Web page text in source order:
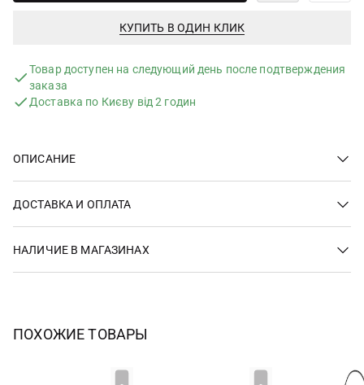
КУПИТЬ В ОДИН КЛИК
Товар доступен на следующий день после подтверждения
заказа
Доставка по Києву від 2 годин
ОПИСАНИЕ
ДОСТАВКА И ОПЛАТА
НАЛИЧИЕ В МАГАЗИНАХ
ПОХОЖИЕ ТОВАРЫ